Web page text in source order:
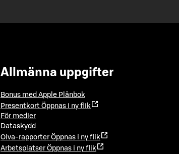
Allmänna uppgifter
Bonus med Apple Plånbok
Presentkort Öppnas i ny flik
För medier
Dataskydd
Oiva-rapporter Öppnas i ny flik
Arbetsplatser Öppnas i ny flik